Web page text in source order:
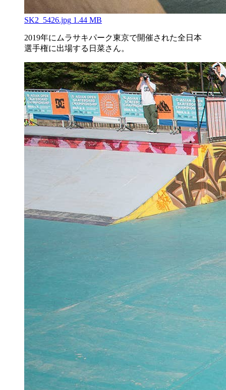
SK2_5426.jpg 1.44 MB
2019年にムラサキパーク東京で開催された全日本
選手権に出場する日菜さん。